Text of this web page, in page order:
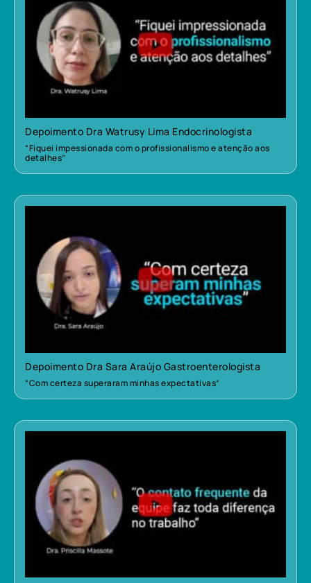
Depoimento Dra Watrusy Lima Endocrinologista
“Fiquei impessionada com o profissionalismo e atenção aos
detalhes”
Depoimento Dra Sara Araújo Gastroenterologista
“Com certeza superaram minhas expectativas”